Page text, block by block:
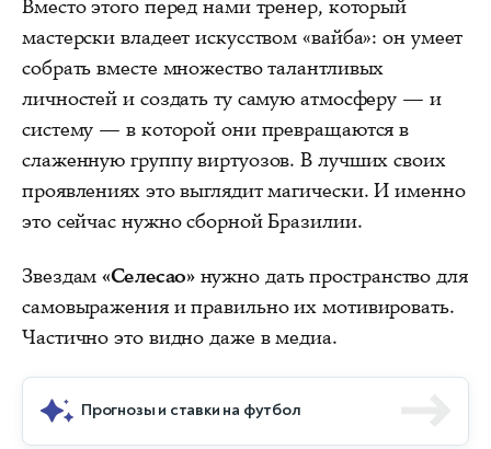
Вместо этого перед нами тренер, который
мастерски владеет искусством «вайба»: он умеет
собрать вместе множество талантливых
личностей и создать ту самую атмосферу — и
систему — в которой они превращаются в
слаженную группу виртуозов. В лучших своих
проявлениях это выглядит магически. И именно
это сейчас нужно сборной Бразилии.
Звездам«Селесао»нужно дать пространство для
самовыражения и правильно их мотивировать.
Частично это видно даже в медиа.
Прогнозы и ставки на футбол